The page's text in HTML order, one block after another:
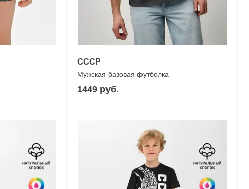
СССР
Мужская базовая футболка
1449 руб.